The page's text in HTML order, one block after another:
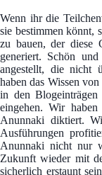
Wenn ihr die
sie bestimmen könnt,
zu bauen, der diese
generiert. Schön
angestellt, die nicht
haben das Wissen
in den
eingehen. Wir
Anunnaki diktiert.
Ausführungen
Anunnaki nicht nur
Zukunft wieder mit
sicherlich erstaunt